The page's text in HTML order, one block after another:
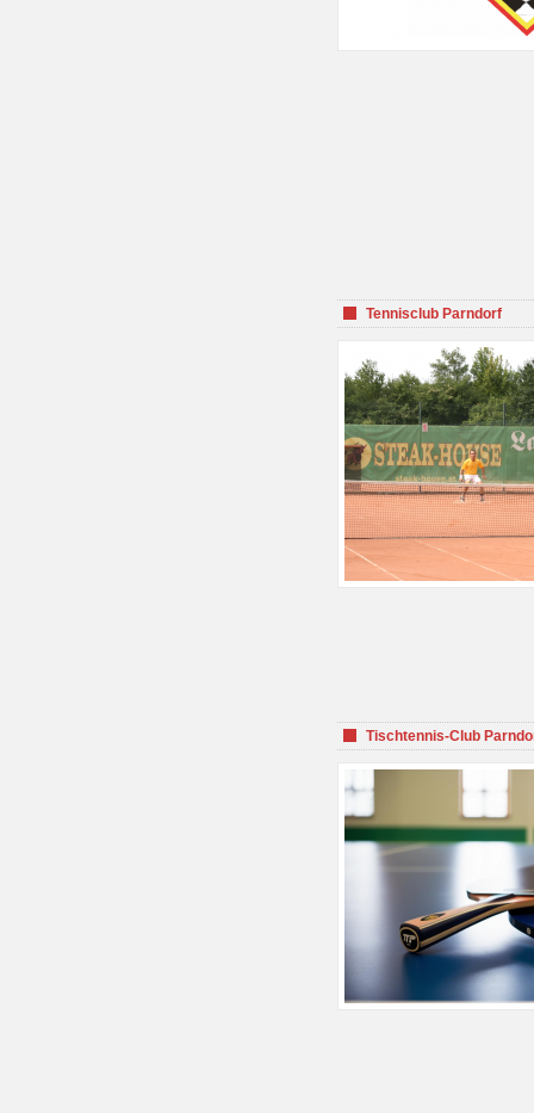
Tennisclub Parndorf
Tischtennis-Club